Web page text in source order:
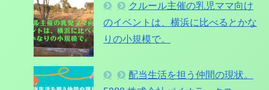
クルール主催の乳児ママ向け
のイベントは、横浜に比べるとかな
りの小規模で。
配当生活を担う仲間の現状。